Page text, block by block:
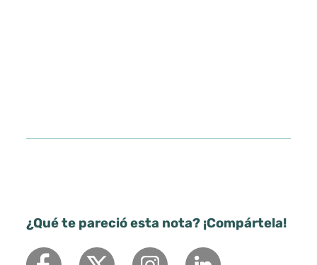
¿Qué te pareció esta nota? ¡Compártela!